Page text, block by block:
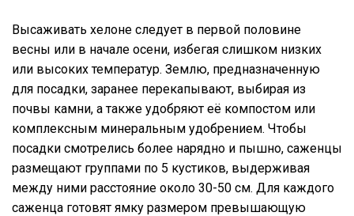
Высаживать хелоне следует в первой половине
весны или в начале осени, избегая слишком низких
или высоких температур. Землю, предназначенную
для посадки, заранее перекапывают, выбирая из
почвы камни, а также удобряют её компостом или
комплексным минеральным удобрением. Чтобы
посадки смотрелись более нарядно и пышно, саженцы
размещают группами по 5 кустиков, выдерживая
между ними расстояние около 30-50 см. Для каждого
саженца готовят ямку размером превышающую